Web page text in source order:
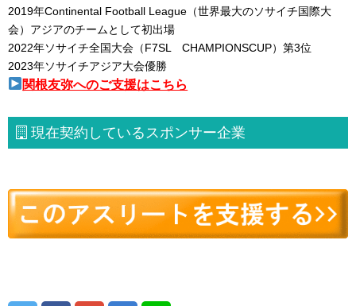
2019年Continental Football League（世界最大のソサイチ国際大
会）アジアのチームとして初出場
2022年ソサイチ全国大会（F7SL CHAMPIONSCUP）第3位
2023年ソサイチアジア大会優勝
関根友弥へのご支援はこちら
現在契約しているスポンサー企業